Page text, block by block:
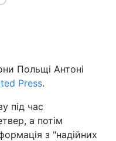
Польщі Антоні
Press.
під час
а потім
з "надійних